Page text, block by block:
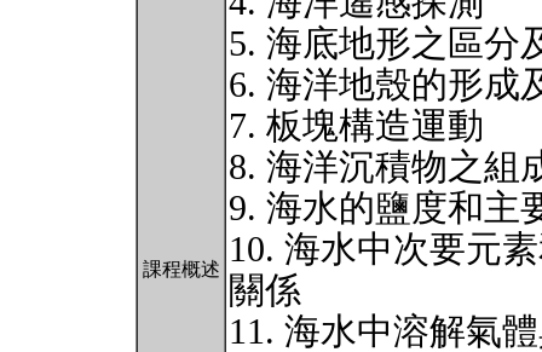
課程概述
5. 海底地形之區分
6. 海洋地殼的形成
7. 板塊構造運動
8. 海洋沉積物之組
9. 海水的鹽度和主
10. 海水中次要元
關係
11. 海水中溶解氣